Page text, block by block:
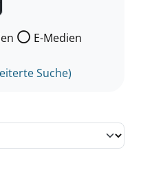
der Sie suchen wollen.
E-Medien
Suche)